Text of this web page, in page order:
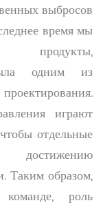
выбросов
время мы
одним из
играют
отдельные
достижению
Таким образом,
роль